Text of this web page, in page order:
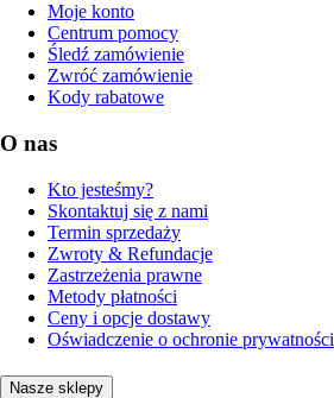
Moje konto
Centrum pomocy
Śledź zamówienie
Zwróć zamówienie
Kody rabatowe
O nas
Kto jesteśmy?
Skontaktuj się z nami
Termin sprzedaży
Zwroty & Refundacje
Zastrzeżenia prawne
Metody płatności
Ceny i opcje dostawy
Oświadczenie o ochronie prywatności
Nasze sklepy